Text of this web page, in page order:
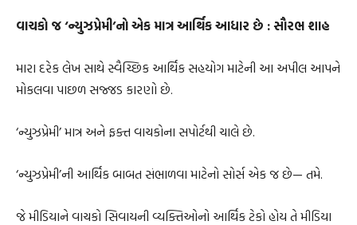
વાચકો જ ‘ન્યુઝપ્રેમી’નો એક માત્ર આર્થિક આધાર છે : સૌરભ શાહ
મારા દરેક લેખ સાથે સ્વૈચ્છિક આર્થિક સહયોગ માટેની આ અપીલ આપને
મોકલવા પાછળ સજ્જડ કારણો છે.
‘ન્યુઝપ્રેમી’ માત્ર અને ફક્ત વાચકોના સપોર્ટથી ચાલે છે.
‘ન્યુઝપ્રેમી’ની આર્થિક બાબત સંભાળવા માટેનો સોર્સ એક જ છે— તમે.
જે મીડિયાને વાચકો સિવાયની વ્યક્તિઓનો આર્થિક ટેકો હોય તે મીડિયા